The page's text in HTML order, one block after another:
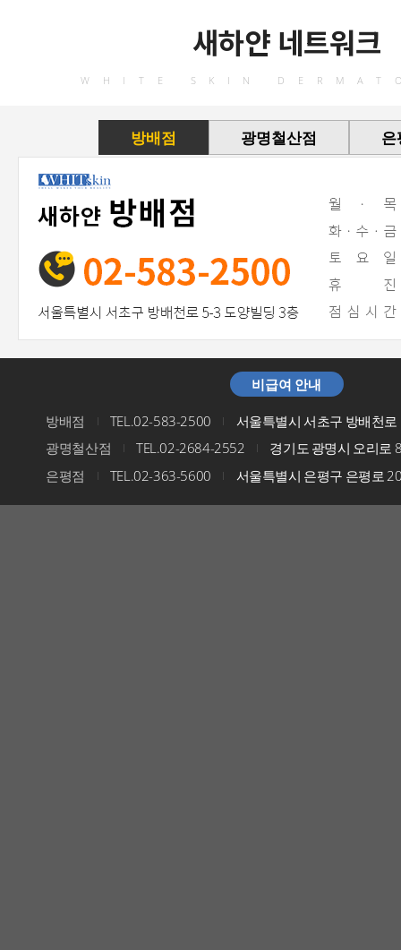
새하얀 네트워크
WHITE SKIN
방배점 광명철산점 은
비급여 안내
방배점 I TEL.02-583-2500 I
서울특별시 서초구 방배천
광명철산점
I TEL.02-2684-2552 I
경기도 광명시 오리로
은평점
I TEL.02-363-5600 I 서울특별시 은평구 은평로